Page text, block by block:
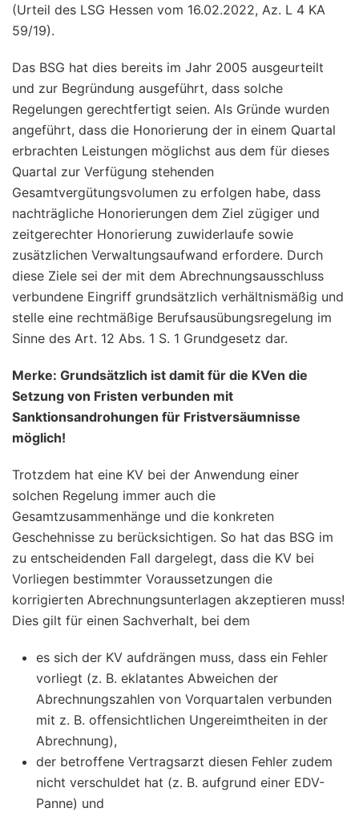
(Urteil des LSG Hessen vom 16.02.2022, Az. L 4 KA
59/19).
Das BSG hat dies bereits im Jahr 2005 ausgeurteilt
und zur Begründung ausgeführt, dass solche
Regelungen gerechtfertigt seien. Als Gründe wurden
angeführt, dass die Honorierung der in einem Quartal
erbrachten Leistungen möglichst aus dem für dieses
Quartal zur Verfügung stehenden
Gesamtvergütungsvolumen zu erfolgen habe, dass
nachträgliche Honorierungen dem Ziel zügiger und
zeitgerechter Honorierung zuwiderlaufe sowie
zusätzlichen Verwaltungsaufwand erfordere. Durch
diese Ziele sei der mit dem Abrechnungsausschluss
verbundene Eingriff grundsätzlich verhältnismäßig und
stelle eine rechtmäßige Berufsausübungsregelung im
Sinne des Art. 12 Abs. 1 S. 1 Grundgesetz dar.
Merke: Grundsätzlich ist damit für die KVen die
Setzung von Fristen verbunden mit
Sanktionsandrohungen für Fristversäumnisse
möglich!
Trotzdem hat eine KV bei der Anwendung einer
solchen Regelung immer auch die
Gesamtzusammenhänge und die konkreten
Geschehnisse zu berücksichtigen. So hat das BSG im
zu entscheidenden Fall dargelegt, dass die KV bei
Vorliegen bestimmter Voraussetzungen die
korrigierten Abrechnungsunterlagen akzeptieren muss!
Dies gilt für einen Sachverhalt, bei dem
es sich der KV aufdrängen muss, dass ein Fehler
vorliegt (z. B. eklatantes Abweichen der
Abrechnungszahlen von Vorquartalen verbunden
mit z. B. offensichtlichen Ungereimtheiten in der
Abrechnung),
der betroffene Vertragsarzt diesen Fehler zudem
nicht verschuldet hat (z. B. aufgrund einer EDV-
Panne) und